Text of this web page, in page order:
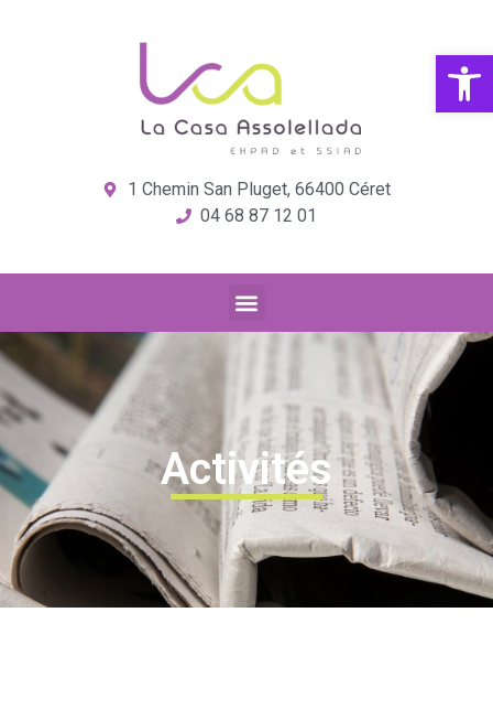
Ouvrir
1 Chemin San Pluget, 66400 Céret
04 68 87 12 01
Activités